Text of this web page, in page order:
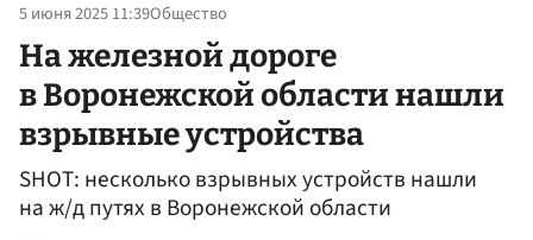
5 июня 2025 11:39Общество
На железной дороге
в Воронежской области нашли
взрывные устройства
SHOT: несколько взрывных устройств нашли
на ж/д путях в Воронежской области